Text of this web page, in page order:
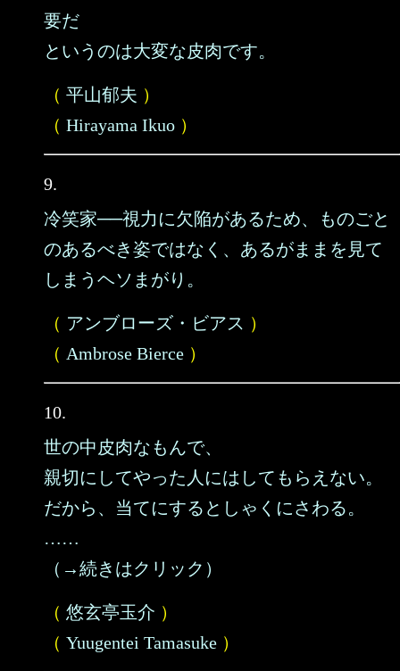
要だ
というのは大変な皮肉です。
（ 平山郁夫 ）
（ Hirayama Ikuo ）
9.
冷笑家──視力に欠陥があるため、ものごと
のあるべき姿ではなく、あるがままを見て
しまうヘソまがり。
（ アンブローズ・ビアス ）
（ Ambrose Bierce ）
10.
世の中皮肉なもんで、
親切にしてやった人にはしてもらえない。
だから、当てにするとしゃくにさわる。
……
（→続きはクリック）
（ 悠玄亭玉介 ）
（ Yuugentei Tamasuke ）